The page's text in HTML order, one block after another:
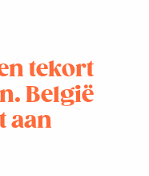
tekort
België
aan